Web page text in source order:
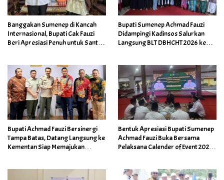
Banggakan Sumenep di Kancah
Internasional, Bupati Cak Fauzi
Beri Apresiasi Penuh untuk Santri
Bupati Sumenep Achmad Fauzi
Didampingi Kadinsos Salurkan
Langsung BLT DBHCHT 2026 ke
Bupati Achmad Fauzi Bersinergi
Tampa Batas, Datang Langsung ke
Kementan Siap Memajukan
Bentuk Apresiasi Bupati Sumenep
Achmad Fauzi Buka Bersama
Pelaksana Calender of Event 2026